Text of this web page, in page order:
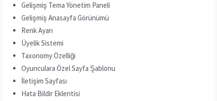
Gelişmiş Tema Yönetim Paneli
Gelişmiş Anasayfa Görünümü
Renk Ayarı
Üyelik Sistemi
Taxonomy Özelliği
Oyunculara Özel Sayfa Şablonu
İletişim Sayfası
Hata Bildir Eklentisi